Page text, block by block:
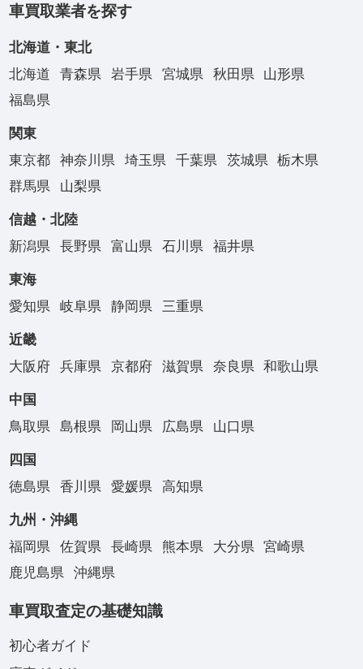
車買取業者を探す
北海道・東北
北海道
青森県 岩手県 宮城県 秋田県
山形県
福島県
関東
東京都
神奈川県 埼玉県 千葉県 茨城県
栃木県
群馬県
山梨県
信越・北陸
新潟県
長野県 富山県 石川県 福井県
東海
愛知県
岐阜県 静岡県 三重県
近畿
大阪府
兵庫県 京都府 滋賀県 奈良県 和歌山県
中国
鳥取県
島根県 岡山県 広島県 山口県
四国
徳島県
香川県 愛媛県 高知県
九州・沖縄
福岡県
佐賀県 長崎県 熊本県 大分県
宮崎県
鹿児島県
沖縄県
車買取査定の基礎知識
初心者ガイド